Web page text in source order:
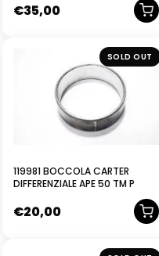
€35,00
NUOVO
SOLD OUT
119981 BOCCOLA CARTER
DIFFERENZIALE APE 50 TM P
€20,00